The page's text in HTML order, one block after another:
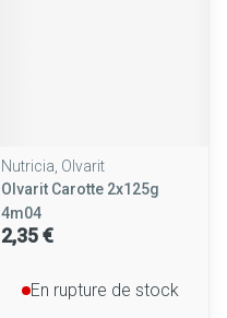
Nutricia, Olvarit
Olvarit Carotte 2x125g
4m04
2,35 €
En rupture de stock